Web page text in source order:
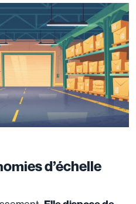
d’échelle